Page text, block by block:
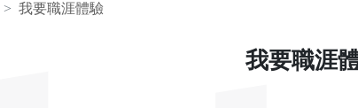
我要職涯體驗
我要職涯